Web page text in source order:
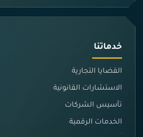
خدماتنا
القضايا التجارية
الاستشارات القانونية
تأسيس الشركات
الخدمات الرقمية